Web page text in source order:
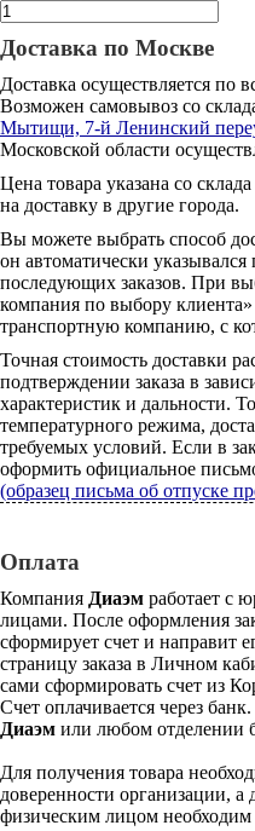
Доставка по Москве
Доставка осуществляется по
Возможен самовывоз со
Мытищи, 7-й Ленинский
Московской области
Цена товара указана со
на доставку в другие города.
Вы можете выбрать способ
он автоматически
последующих заказов. При
компания по выбору
транспортную компанию, с
Точная стоимость доставки
подтверждении заказа в
характеристик и дальности.
температурного режима,
требуемых условий. Если в
оформить официальное
(образец письма об отпуске
Оплата
Компания Диаэм работает с
лицами. После оформления
сформирует счет и направит
страницу заказа в Личном
сами сформировать счет из
Счет оплачивается через
Диаэм или любом отделении
Для получения товара
доверенности организации, а
физическим лицом необходим